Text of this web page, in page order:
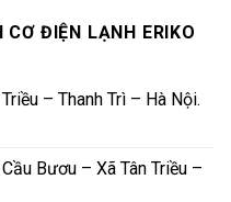
ĐIỆN LẠNH ERIKO
– Thanh Trì – Hà Nội.
Bươu – Xã Tân Triều –